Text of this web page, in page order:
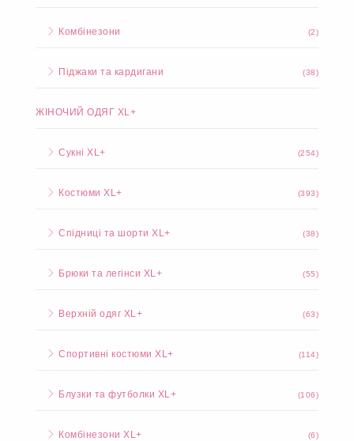
Комбінезони (2)
Піджаки та кардигани (38)
ЖІНОЧИЙ ОДЯГ XL+
Сукні XL+ (254)
Костюми XL+ (393)
Спідниці та шорти XL+ (38)
Брюки та легінси XL+ (55)
Верхній одяг XL+ (63)
Спортивні костюми XL+ (114)
Блузки та футболки XL+ (106)
Комбінезони XL+ (6)